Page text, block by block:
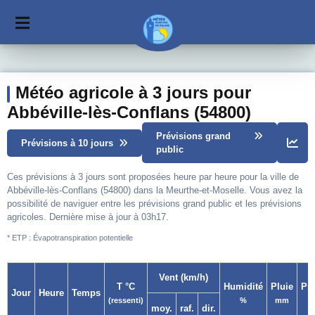
Météo agricole à 3 jours pour
Abbéville-lès-Conflans (54800)
Prévisions à 10 jours
Prévisions grand
public
Ces prévisions à 3 jours sont proposées heure par heure pour la ville de
Abbéville-lès-Conflans (54800) dans la Meurthe-et-Moselle. Vous avez la
possibilité de naviguer entre les prévisions grand public et les prévisions
agricoles. Dernière mise à jour à 03h17.
* ETP : Évapotranspiration potentielle
Jour Heure Temps
T °C
(ressenti)
Vent (km/h)
Humidité
%
Pluie
mm
moy. raf. dir.